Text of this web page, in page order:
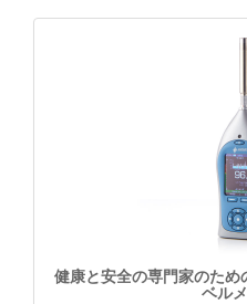
健康と安全の専門家のた
ベル